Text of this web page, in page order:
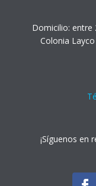
Domicilio: entre
Colonia
¡Síguenos en